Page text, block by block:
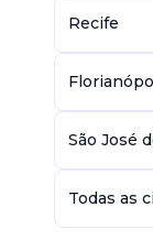
Recife
São José
Todas as